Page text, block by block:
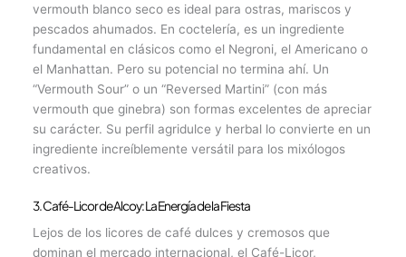
vermouth blanco seco es ideal para ostras, mariscos y
pescados ahumados. En coctelería, es un ingrediente
fundamental en clásicos como el Negroni, el Americano o
el Manhattan. Pero su potencial no termina ahí. Un
“Vermouth Sour” o un “Reversed Martini” (con más
vermouth que ginebra) son formas excelentes de apreciar
su carácter. Su perfil agridulce y herbal lo convierte en un
ingrediente increíblemente versátil para los mixólogos
creativos.
3. Café-Licor de Alcoy: La Energía de la Fiesta
Lejos de los licores de café dulces y cremosos que
dominan el mercado internacional, el Café-Licor,